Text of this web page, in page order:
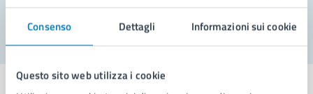
Consenso Dettagli Informazioni sui cookie
Questo sito web utilizza i cookie